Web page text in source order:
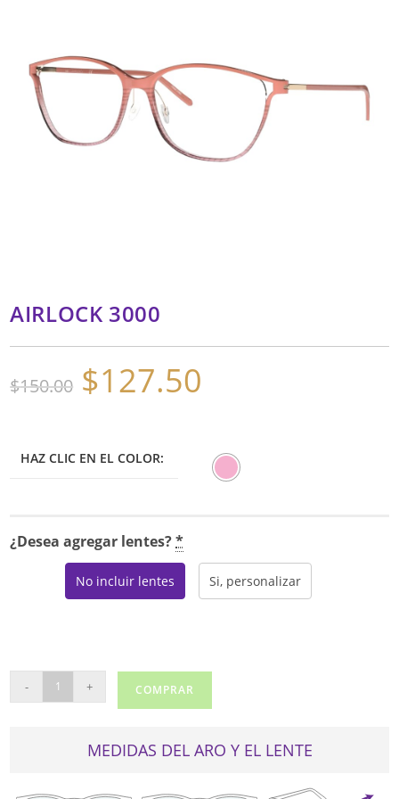
AIRLOCK 3000
$150.00
El
precio
original
$127.50
HAZ CLIC EN EL COLOR:
¿Desea agregar lentes?*
No incluir lentes Si, personalizar
AIRLOCK
3000
- + COMPRAR
MEDIDAS DEL ARO Y EL LENTE